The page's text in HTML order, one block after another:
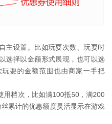
主设置。比如玩耍次数、玩耍时
选择以金额形式展现，也可以选
耍的金额范围也由商家一手把
用档次，比如满100抵50，满200
累计的优惠额度灵活显示在游戏